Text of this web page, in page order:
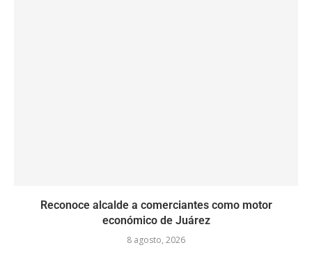
Reconoce alcalde a comerciantes como motor
económico de Juárez
8 agosto, 2026